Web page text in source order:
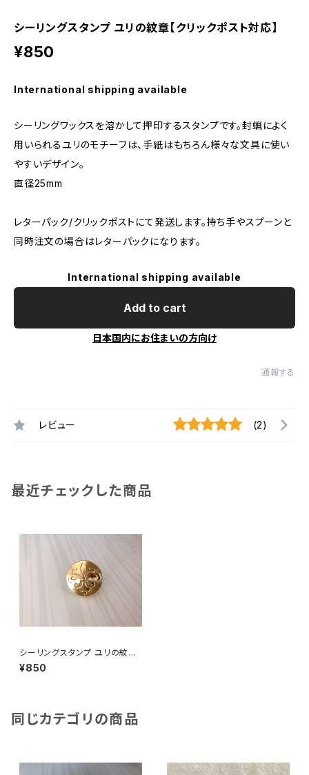
シーリングスタンプ ユリの紋章【クリックポスト対応】
¥850
International shipping available
シーリングワックスを溶かして押印するスタンプです。封蝋によく
用いられるユリのモチーフは、手紙はもちろん様々な文具に使い
やすいデザイン。
直径25mm
レターパック/クリックポストにて発送します。持ち手やスプーンと
同時注文の場合はレターパックになります。
International shipping available
Add to cart
日本国内にお住まいの方向け
通報する
レビュー (2)
最近チェックした商品
シーリングスタンプ ユリの紋章
【クリックポスト対応】
¥850
同じカテゴリの商品